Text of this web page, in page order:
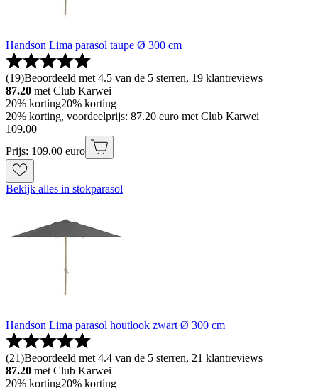
Handson Lima parasol taupe Ø 300 cm
(19)Beoordeeld met 4.5 van de 5 sterren, 19 klantreviews
87.20 met Club Karwei
20% korting20% korting
20% korting, voordeelprijs: 87.20 euro met Club Karwei
109.00
Prijs: 109.00 euro
Bekijk alles in stokparasol
Handson Lima parasol houtlook zwart Ø 300 cm
(21)Beoordeeld met 4.4 van de 5 sterren, 21 klantreviews
87.20 met Club Karwei
20% korting20% korting